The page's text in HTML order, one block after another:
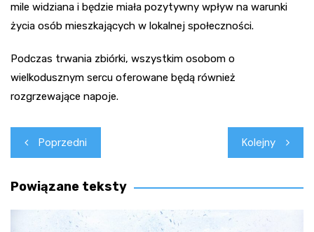
mile widziana i będzie miała pozytywny wpływ na warunki
życia osób mieszkających w lokalnej społeczności.
Podczas trwania zbiórki, wszystkim osobom o
wielkodusznym sercu oferowane będą również
rozgrzewające napoje.
Nawigacja
wpisu
Poprzedni Kolejny
Powiązane teksty